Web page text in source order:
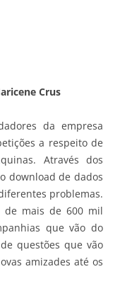
Crus
da empresa
a respeito de
Através dos
download de dados
problemas.
de mais de 600 mil
que vão do
questões que vão
amizades até os